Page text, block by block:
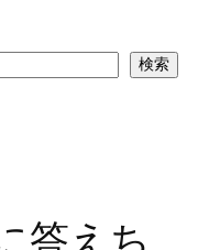
検索
答えち